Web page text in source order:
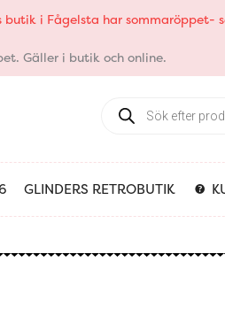
butik i Fågelsta har sommaröppet-
Gäller i butik och online.
search
GLINDERS RETROBUTIK